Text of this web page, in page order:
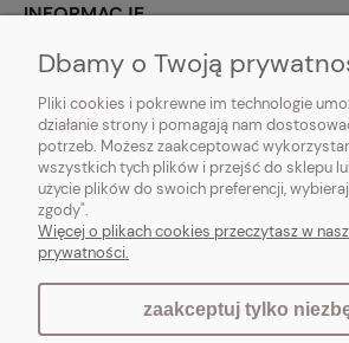
INFORMACJE
O NAS
Vintagedeco.pl - sklep internetowy - meble i
i ogrodu w stylu vintage, skandynawskim,
chic, industrialnym i loft.
Dbamy o Twoją
Pliki cookies i pokrewne im technologie
działanie strony i pomagają nam
potrzeb. Możesz zaakceptować
wszystkich tych plików i przejść do sklepu
użycie plików do swoich preferencji,
zgody".
Więcej o plikach cookies przeczytasz w
prywatności.
zaakceptuj tylko